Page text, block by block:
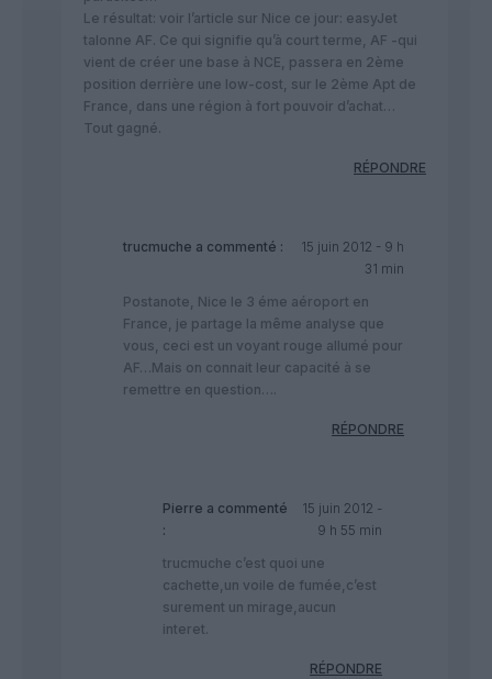
Le résultat: voir l’article sur Nice ce jour: easyJet
talonne AF. Ce qui signifie qu’à court terme, AF -qui
vient de créer une base à NCE, passera en 2ème
position derrière une low-cost, sur le 2ème Apt de
France, dans une région à fort pouvoir d’achat…
Tout gagné.
RÉPONDRE
trucmuche a commenté :
15 juin 2012 - 9 h
31 min
Postanote, Nice le 3 éme aéroport en
France, je partage la même analyse que
vous, ceci est un voyant rouge allumé pour
AF…Mais on connait leur capacité à se
remettre en question….
RÉPONDRE
Pierre a commenté
:
15 juin 2012 -
9 h 55 min
trucmuche c’est quoi une
cachette,un voile de fumée,c’est
surement un mirage,aucun
interet.
RÉPONDRE